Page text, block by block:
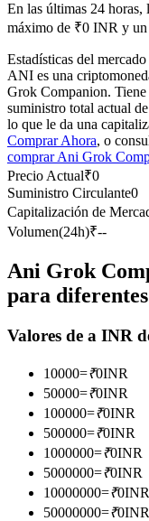
Futuros que
Copiar Trading
Únete a los
Conviértete en un
Disfruta del
En las últimas 24 horas,
máximo de ₹0 INR y
Estadísticas del
ANI es una
Grok Companion.
suministro total actual
lo que le da una
Comprar Ahora, o
comprar Ani Grok
Precio Actual₹0
Suministro Circulante0
Capitalización de
Volumen(24h)₹--
Ani Grok
para
Valores de a INR
10000=₹0INR
50000=₹0INR
100000=₹0INR
500000=₹0INR
1000000=₹0INR
5000000=₹0INR
10000000=₹0INR
50000000=₹0INR